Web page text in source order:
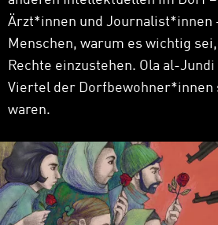
Ärzt*innen und Journalist*innen
Menschen, warum es wichtig
Rechte einzustehen. Ola al-
Viertel der Dorfbewohner*innen
waren.